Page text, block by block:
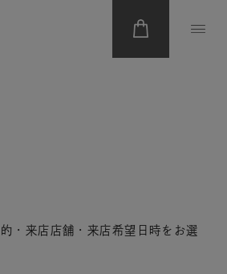
・来店店舗・来店希望日時をお選